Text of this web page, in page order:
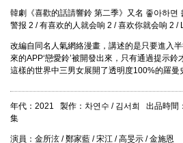
韓劇《喜歡的話請響鈴 第二季》又名 좋아하면
警报 2 / 有喜欢的人就会响 2 / 喜欢你就会响 2 /
改編自同名人氣網絡漫畫，講述的是只要進入
來的APP‘戀愛鈴’被開發出來，只有通過提示
這樣的世界中三男女展開了透明度100%的羅曼
年代：2021 製作：차연수 / 김서희 出品時間
集
演員：金所泫 / 鄭家藍 / 宋江 / 高旻示 / 金施恩